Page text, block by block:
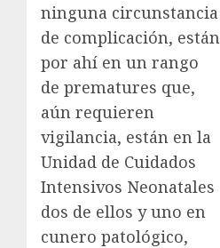
ninguna circunstancia
de complicación, están
por ahí en un rango
de prematures que,
aún requieren
vigilancia, están en la
Unidad de Cuidados
Intensivos Neonatales
dos de ellos y uno en
cunero patológico,